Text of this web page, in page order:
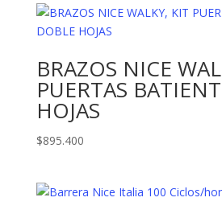
BRAZOS NICE
PUERTAS
HOJAS
$895.400